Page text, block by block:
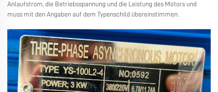
Anlaufstrom, die Betriebsspannung und die Leistung des Motors und
muss mit den Angaben auf dem Typenschild übereinstimmen.